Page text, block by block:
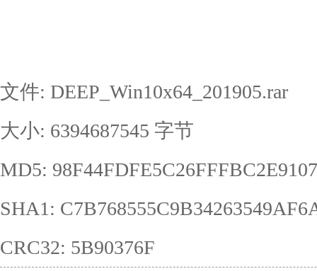
文件: DEEP_Win10x64_201905.rar
大小: 6394687545 字节
MD5:
SHA1:
CRC32: 5B90376F